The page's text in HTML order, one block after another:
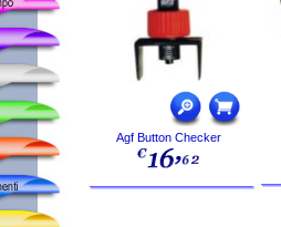
Agf Button Checker